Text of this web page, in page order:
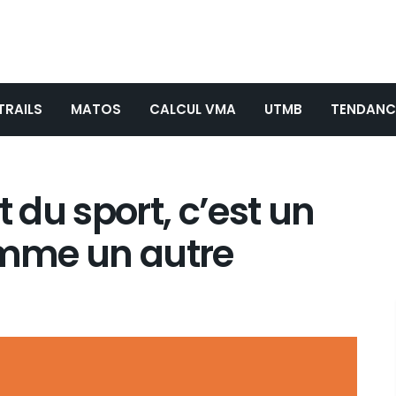
MATOS CALCUL VMA UTMB
du sport, c’est un
un autre